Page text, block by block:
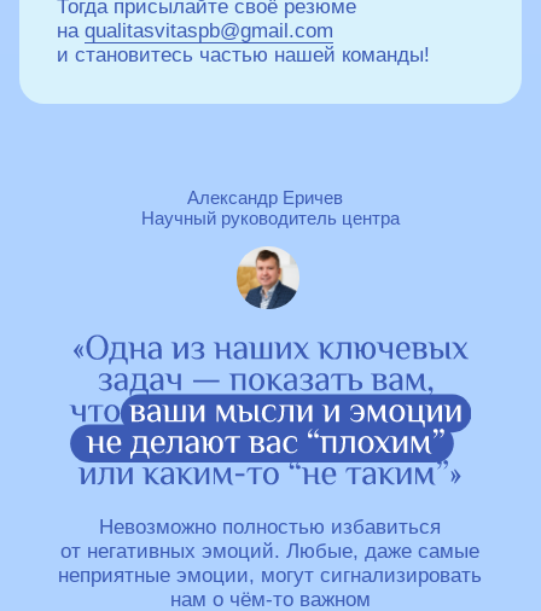
Невозможно полностью избавиться
от негативных эмоций. Любые, даже самые
неприятные эмоции, могут сигнализировать
нам о чём-то важном